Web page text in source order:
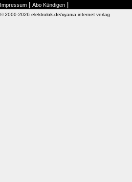
Impressum Abo Kündigen
© 2000-2026 elektrolok.de/xyania internet verlag